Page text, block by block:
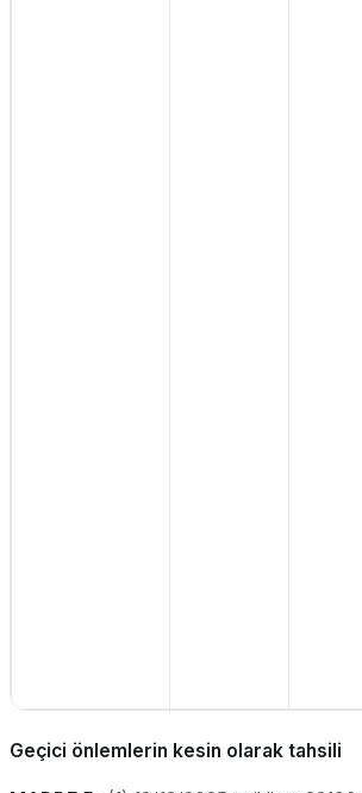
Geçici önlemlerin kesin olarak tahsili